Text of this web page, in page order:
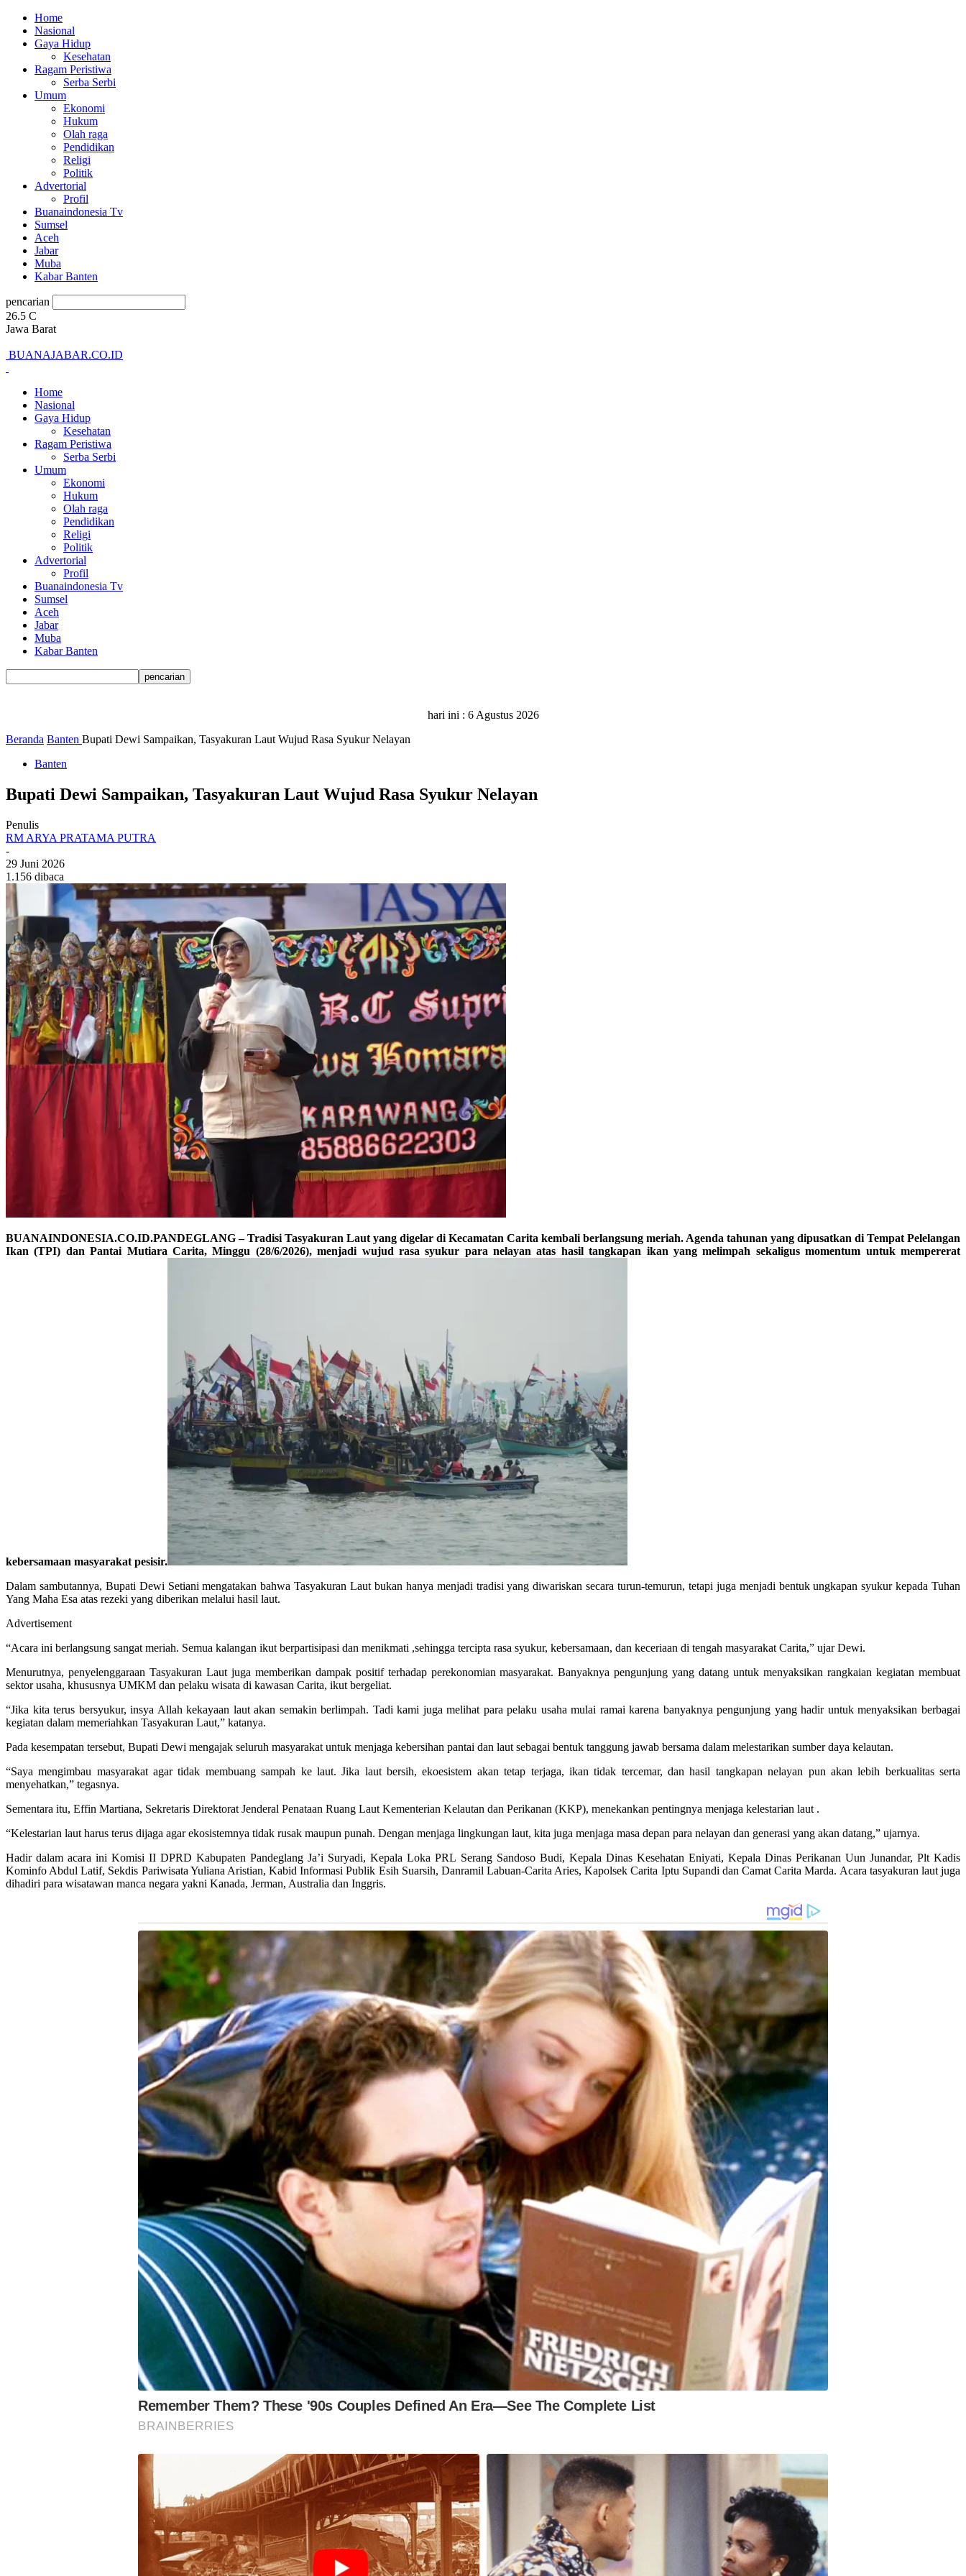
Home
Nasional
Gaya Hidup
Kesehatan
Ragam Peristiwa
Serba Serbi
Umum
Ekonomi
Hukum
Olah raga
Pendidikan
Religi
Politik
Advertorial
Profil
Buanaindonesia Tv
Sumsel
Aceh
Jabar
Muba
Kabar Banten
pencarian
26.5 C
Jawa Barat
BUANAJABAR.CO.ID
Home
Nasional
Gaya Hidup
Kesehatan
Ragam Peristiwa
Serba Serbi
Umum
Ekonomi
Hukum
Olah raga
Pendidikan
Religi
Politik
Advertorial
Profil
Buanaindonesia Tv
Sumsel
Aceh
Jabar
Muba
Kabar Banten
hari ini : 6 Agustus 2026
Beranda Banten Bupati Dewi Sampaikan, Tasyakuran Laut Wujud Rasa Syukur Nelayan
Banten
Bupati Dewi Sampaikan, Tasyakuran Laut Wujud Rasa Syukur Nelayan
Penulis
RM ARYA PRATAMA PUTRA
-
29 Juni 2026
1.156 dibaca
BUANAINDONESIA.CO.ID.PANDEGLANG – Tradisi Tasyakuran Laut yang digelar di Kecamatan Carita kembali berlangsung meriah. Agenda tahunan yang dipusatkan di Tempat Pelelangan
Ikan (TPI) dan Pantai Mutiara Carita, Minggu (28/6/2026), menjadi wujud rasa syukur para nelayan atas hasil tangkapan ikan yang melimpah sekaligus momentum untuk mempererat
kebersamaan masyarakat pesisir.
Dalam sambutannya, Bupati Dewi Setiani mengatakan bahwa Tasyakuran Laut bukan hanya menjadi tradisi yang diwariskan secara turun-temurun, tetapi juga menjadi bentuk ungkapan syukur kepada Tuhan
Yang Maha Esa atas rezeki yang diberikan melalui hasil laut.
Advertisement
“Acara ini berlangsung sangat meriah. Semua kalangan ikut berpartisipasi dan menikmati ,sehingga tercipta rasa syukur, kebersamaan, dan keceriaan di tengah masyarakat Carita,” ujar Dewi.
Menurutnya, penyelenggaraan Tasyakuran Laut juga memberikan dampak positif terhadap perekonomian masyarakat. Banyaknya pengunjung yang datang untuk menyaksikan rangkaian kegiatan membuat
sektor usaha, khususnya UMKM dan pelaku wisata di kawasan Carita, ikut bergeliat.
“Jika kita terus bersyukur, insya Allah kekayaan laut akan semakin berlimpah. Tadi kami juga melihat para pelaku usaha mulai ramai karena banyaknya pengunjung yang hadir untuk menyaksikan berbagai
kegiatan dalam memeriahkan Tasyakuran Laut,” katanya.
Pada kesempatan tersebut, Bupati Dewi mengajak seluruh masyarakat untuk menjaga kebersihan pantai dan laut sebagai bentuk tanggung jawab bersama dalam melestarikan sumber daya kelautan.
“Saya mengimbau masyarakat agar tidak membuang sampah ke laut. Jika laut bersih, ekoesistem akan tetap terjaga, ikan tidak tercemar, dan hasil tangkapan nelayan pun akan lebih berkualitas serta
menyehatkan,” tegasnya.
Sementara itu, Effin Martiana, Sekretaris Direktorat Jenderal Penataan Ruang Laut Kementerian Kelautan dan Perikanan (KKP), menekankan pentingnya menjaga kelestarian laut .
“Kelestarian laut harus terus dijaga agar ekosistemnya tidak rusak maupun punah. Dengan menjaga lingkungan laut, kita juga menjaga masa depan para nelayan dan generasi yang akan datang,” ujarnya.
Hadir dalam acara ini Komisi II DPRD Kabupaten Pandeglang Ja’i Suryadi, Kepala Loka PRL Serang Sandoso Budi, Kepala Dinas Kesehatan Eniyati, Kepala Dinas Perikanan Uun Junandar, Plt Kadis
Kominfo Abdul Latif, Sekdis Pariwisata Yuliana Aristian, Kabid Informasi Publik Esih Suarsih, Danramil Labuan-Carita Aries, Kapolsek Carita Iptu Supandi dan Camat Carita Marda. Acara tasyakuran laut juga
dihadiri para wisatawan manca negara yakni Kanada, Jerman, Australia dan Inggris.